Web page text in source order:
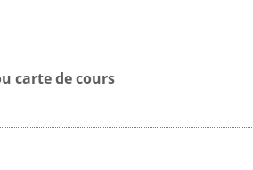
carte de cours